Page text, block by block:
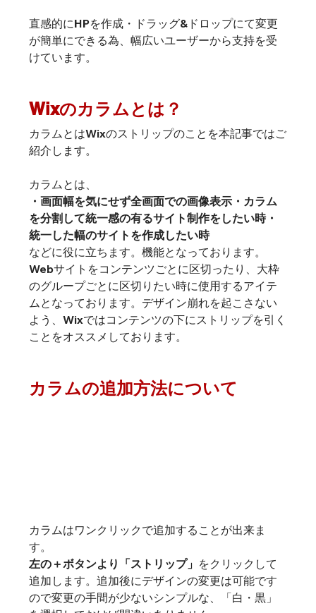
直感的にHPを作成・ドラッグ&ドロップにて変更
が簡単にできる為、幅広いユーザーから支持を受
けています。
Wixのカラムとは？
カラムとはWixのストリップのことを本記事ではご
紹介します。
カラムとは、
・画面幅を気にせず全画面での画像表示・カラム
を分割して統一感の有るサイト制作をしたい時・
統一した幅のサイトを作成したい時
などに役に立ちます。機能となっております。
Webサイトをコンテンツごとに区切ったり、大枠
のグループごとに区切りたい時に使用するアイテ
ムとなっております。デザイン崩れを起こさない
よう、Wixではコンテンツの下にストリップを引く
ことをオススメしております。
カラムの追加方法について
カラムはワンクリックで追加することが出来ま
す。
左の＋ボタンより「ストリップ」 をクリックして
追加します。追加後にデザインの変更は可能です
ので変更の手間が少ないシンプルな、「白・黒」